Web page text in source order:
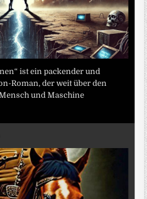
ist ein packender und
Roman, der weit über den
und Maschine